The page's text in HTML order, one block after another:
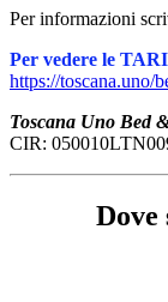
Per informazioni
Per vedere le
https://toscana.uno/
Toscana Uno Bed
CIR:
Dove